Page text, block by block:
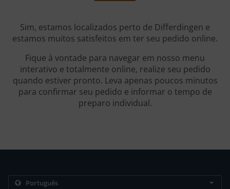
Sim, estamos localizados perto de Differdingen e
estamos muitos satisfeitos em ter seu pedido online.
Fique à vontade para navegar em nosso menu
interativo e totalmente online, realize seu pedido
quando estiver pronto. Leva apenas poucos minutos
para confirmar seu pedido e informar o tempo de
preparo individual.